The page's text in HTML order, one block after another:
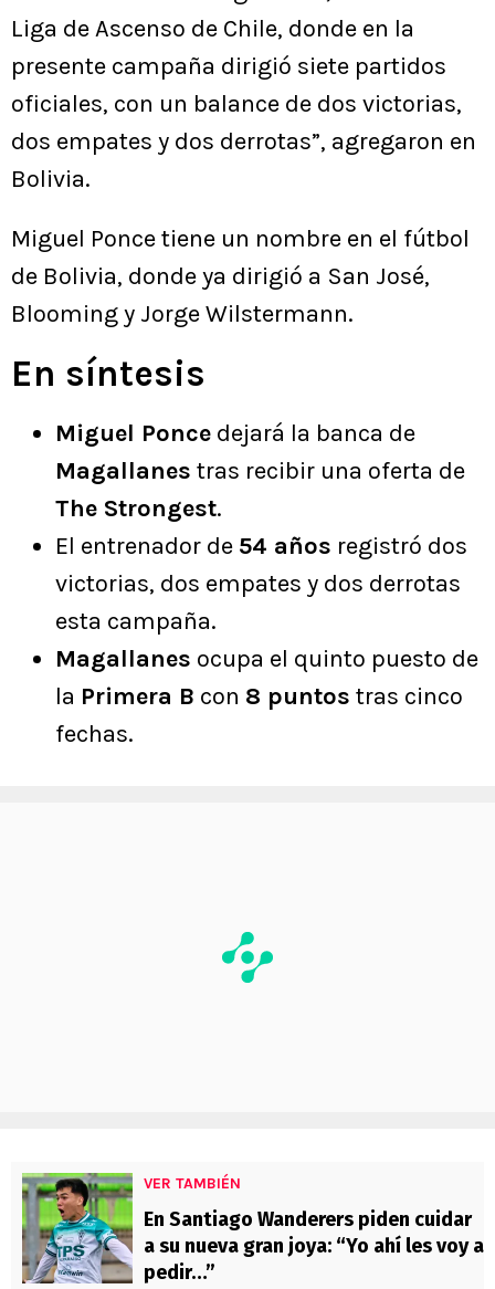
Liga de Ascenso de Chile, donde en la
presente campaña dirigió siete partidos
oficiales, con un balance de dos victorias,
dos empates y dos derrotas”, agregaron en
Bolivia.
Miguel Ponce tiene un nombre en el fútbol
de Bolivia, donde ya dirigió a San José,
Blooming y Jorge Wilstermann.
En síntesis
Miguel Ponce dejará la banca de
Magallanes tras recibir una oferta de
The Strongest.
El entrenador de 54 años registró dos
victorias, dos empates y dos derrotas
esta campaña.
Magallanes ocupa el quinto puesto de
la Primera B con 8 puntos tras cinco
fechas.
VER TAMBIÉN
En Santiago Wanderers piden cuidar
a su nueva gran joya: “Yo ahí les voy a
pedir…”